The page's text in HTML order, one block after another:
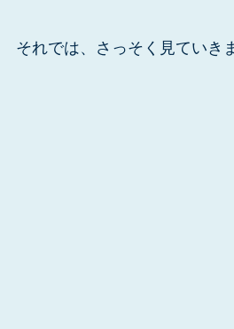
それでは、さっそく見ていき